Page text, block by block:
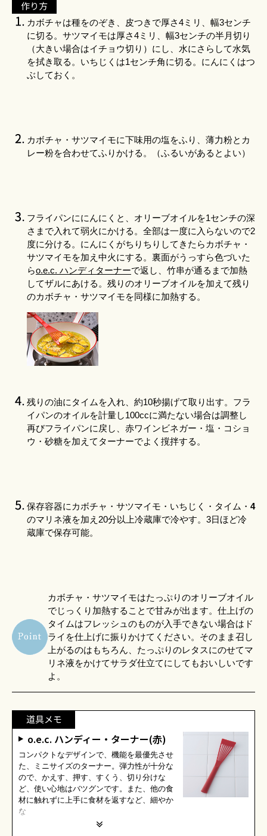
作り方
カボチャは種をのぞき、皮つきで厚さ4ミリ、幅3センチ
に切る。サツマイモは厚さ4ミリ、幅3センチの半月切り
（大きい場合はイチョウ切り）にし、水にさらして水気
を拭き取る。いちじくは1センチ角に切る。にんにくはつ
ぶしておく。
カボチャ・サツマイモに下味用の塩をふり、薄力粉とカ
レー粉を合わせてふりかける。（ふるいがあるとよい）
フライパンににんにくと、オリーブオイルを1センチの深
さまで入れて弱火にかける。全部は一度に入らないので2
度に分ける。にんにくがちりちりしてきたらカボチャ・
サツマイモを加え中火にする。裏面がうっすら色づいた
らo.e.c. ハンディターナーで返し、竹串が通るまで加熱
してザルにあける。残りのオリーブオイルを加えて残り
のカボチャ・サツマイモを同様に加熱する。
残りの油にタイムを入れ、約10秒揚げて取り出す。 フラ
イパンのオイルを計量し100ccに満たない場合は調整し
再びフライパンに戻し、赤ワインビネガー・塩・コショ
ウ・砂糖を加えてターナーでよく撹拌する。
保存容器にカボチャ・サツマイモ・いちじく・タイム・ 4
のマリネ液を加え20分以上冷蔵庫で冷やす。3日ほど冷
蔵庫で保存可能。
カボチャ・サツマイモはたっぷりのオリーブオイル
でじっくり加熱することで甘みが出ます。仕上げの
タイムはフレッシュのものが入手できない場合はド
ライを仕上げに振りかけてください。そのまま召し
上がるのはもちろん、たっぷりのレタスにのせてマ
リネ液をかけてサラダ仕立てにしてもおいしいです
よ。
道具メモ
o.e.c. ハンディー・ターナー(赤)
コンパクトなデザインで、機能を最優先させ
た、ミニサイズのターナー。弾力性が十分な
ので、かえす、押す、すくう、切り分けな
ど、使い心地はバツグンです。また、他の食
材に触れずに上手に食材を返すなど、細やか
な